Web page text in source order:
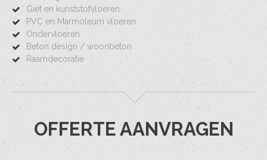
Giet en kunststofvloeren
PVC en Marmoleum vloeren
Ondervloeren
Beton design / woonbeton
Raamdecoratie
OFFERTE AANVRAGEN